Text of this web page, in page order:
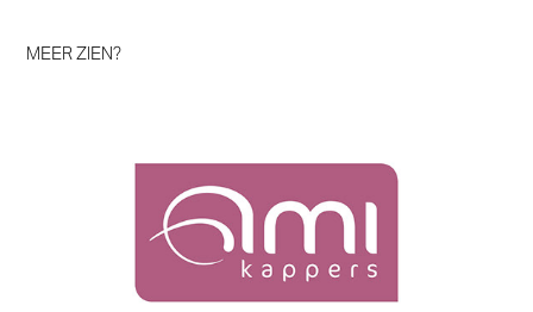
MEER ZIEN?
Ami Kappers